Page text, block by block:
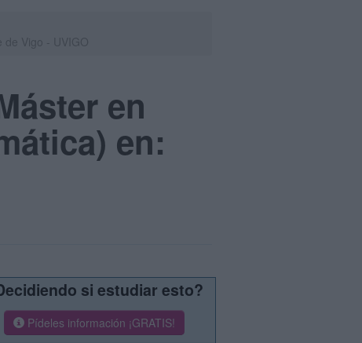
en
en:
si estudiar esto?
Pídeles información ¡GRATIS!